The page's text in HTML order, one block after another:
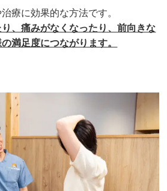
療に効果的な方法です。
、痛みがなくなったり、前向きな
満足度につながります。